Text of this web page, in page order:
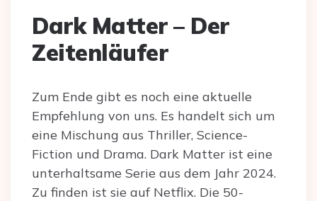
Dark Matter – Der
Zeitenläufer
Zum Ende gibt es noch eine aktuelle
Empfehlung von uns. Es handelt sich um
eine Mischung aus Thriller, Science-
Fiction und Drama. Dark Matter ist eine
unterhaltsame Serie aus dem Jahr 2024.
Zu finden ist sie auf Netflix. Die 50-